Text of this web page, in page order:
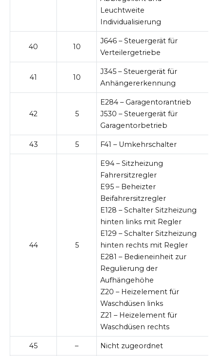
Leuchtweite
Individualisierung
40 10
J646 – Steuergerät für
Verteilergetriebe
41 10
J345 – Steuergerät für
Anhängererkennung
42 5
E284 – Garagentorantrieb
J530 – Steuergerät für
Garagentorbetrieb
43 5 F41 – Umkehrschalter
44 5
E94 – Sitzheizung
Fahrersitzregler
E95 – Beheizter
Beifahrersitzregler
E128 – Schalter Sitzheizung
hinten links mit Regler
E129 – Schalter Sitzheizung
hinten rechts mit Regler
E281 – Bedieneinheit zur
Regulierung der
Aufhängehöhe
Z20 – Heizelement für
Waschdüsen links
Z21 – Heizelement für
Waschdüsen rechts
45 – Nicht zugeordnet